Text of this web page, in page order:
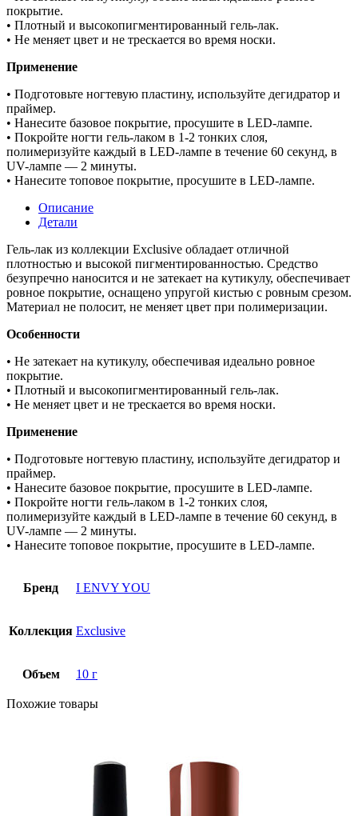
покрытие.
• Плотный и высокопигментированный гель-лак.
• Не меняет цвет и не трескается во время носки.
Применение
• Подготовьте ногтевую пластину, используйте дегидратор и
праймер.
• Нанесите базовое покрытие, просушите в LED-лампе.
• Покройте ногти гель-лаком в 1-2 тонких слоя,
полимеризуйте каждый в LED-лампе в течение 60 секунд, в
UV-лампе — 2 минуты.
• Нанесите топовое покрытие, просушите в LED-лампе.
Описание
Детали
Гель-лак из коллекции Exclusive обладает отличной
плотностью и высокой пигментированностью. Средство
безупречно наносится и не затекает на кутикулу, обеспечивает
ровное покрытие, оснащено упругой кистью с ровным срезом.
Материал не полосит, не меняет цвет при полимеризации.
Особенности
• Не затекает на кутикулу, обеспечивая идеально ровное
покрытие.
• Плотный и высокопигментированный гель-лак.
• Не меняет цвет и не трескается во время носки.
Применение
• Подготовьте ногтевую пластину, используйте дегидратор и
праймер.
• Нанесите базовое покрытие, просушите в LED-лампе.
• Покройте ногти гель-лаком в 1-2 тонких слоя,
полимеризуйте каждый в LED-лампе в течение 60 секунд, в
UV-лампе — 2 минуты.
• Нанесите топовое покрытие, просушите в LED-лампе.
Бренд I ENVY YOU
Коллекция Exclusive
Объем 10 г
Похожие товары